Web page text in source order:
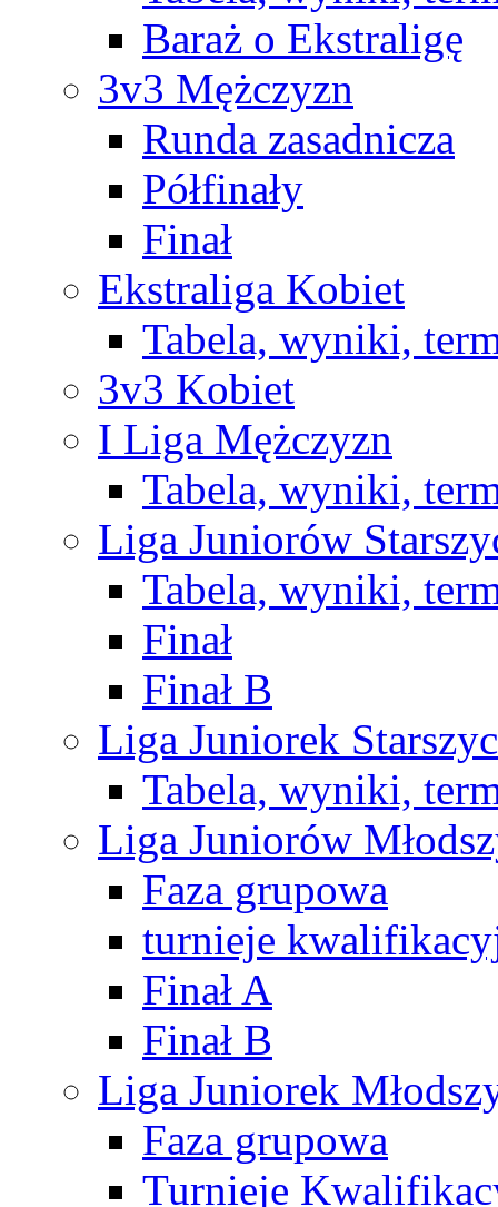
Baraż o Ekstraligę
3v3 Mężczyzn
Runda zasadnicza
Półfinały
Finał
Ekstraliga Kobiet
Tabela, wyniki,
3v3 Kobiet
I Liga Mężczyzn
Tabela, wyniki,
Liga Juniorów
Tabela, wyniki,
Finał
Finał B
Liga Juniorek
Tabela, wyniki,
Liga Juniorów
Faza grupowa
turnieje
Finał A
Finał B
Liga Juniorek
Faza grupowa
Turnieje